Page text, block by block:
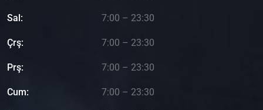
Sal: 7:00 – 23:30
Çrş: 7:00 – 23:30
Prş: 7:00 – 23:30
Cum: 7:00 – 23:30